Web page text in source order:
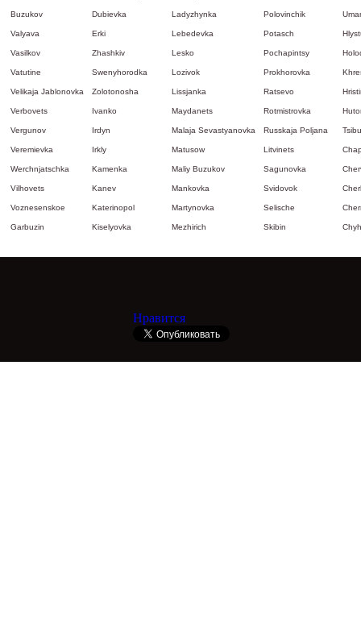
Buzukov
Valyava
Vasilkov
Vatutine
Velikaja Jablonovka
Verbovets
Vergunov
Veremievka
Werchnjatschka
Vilhovets
Voznesenskoe
Garbuzin
Dubievka
Erki
Zhashkiv
Swenyhorodka
Zolotonosha
Ivanko
Irdyn
Irkly
Kamenka
Kanev
Katerinopol
Kiselyovka
Ladyzhynka
Lebedevka
Lesko
Lozivok
Lissjanka
Maydanets
Malaja Sevastyanovka
Matusow
Maliy Buzukov
Mankovka
Martynovka
Mezhirich
Polovinchik
Potasch
Pochapintsy
Prokhorovka
Ratsevo
Rotmistrovka
Russkaja Poljana
Litvinets
Sagunovka
Svidovok
Selische
Skibin
Нравится